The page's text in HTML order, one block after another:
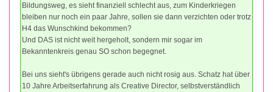
Bildungsweg, es sieht finanziell schlecht aus, zum Kinderkriegen
bleiben nur noch ein paar Jahre, sollen sie dann verzichten oder trotz
H4 das Wunschkind bekommen?
Und DAS ist nicht weit hergeholt, sondern mir sogar im
Bekanntenkreis genau SO schon begegnet.
Bei uns sieht's übrigens gerade auch nicht rosig aus. Schatz hat über
10 Jahre Arbeitserfahrung als Creative Director, selbstverständlich